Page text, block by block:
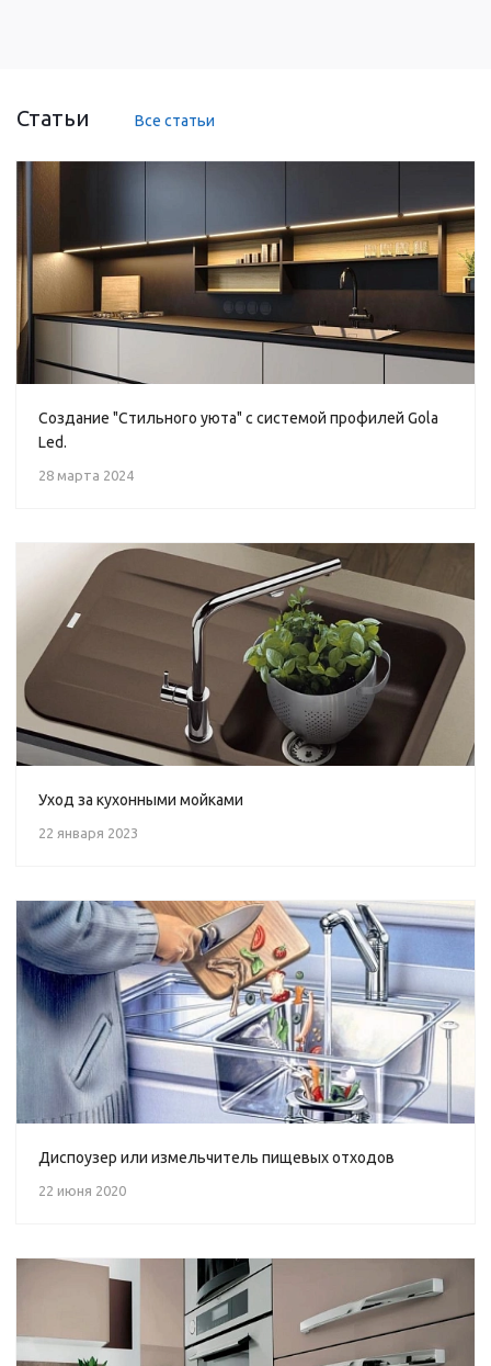
Статьи Все статьи
Создание "Стильного уюта" с системой профилей Gola
Led.
28 марта 2024
Уход за кухонными мойками
22 января 2023
Диспоузер или измельчитель пищевых отходов
22 июня 2020